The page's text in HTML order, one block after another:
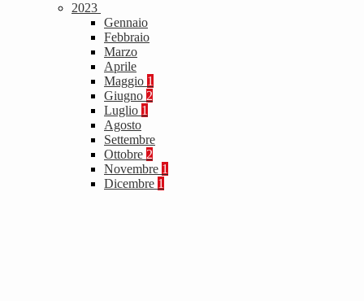
2023
Gennaio
Febbraio
Marzo
Aprile
Maggio 1
Giugno 2
Luglio 1
Agosto
Settembre
Ottobre 2
Novembre 1
Dicembre 1